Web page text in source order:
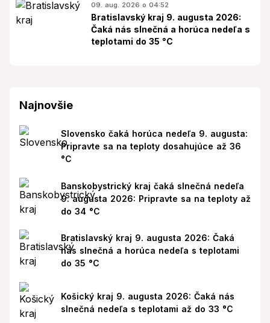
09. aug. 2026 o 04:52
Bratislavský kraj 9. augusta 2026:
Čaká nás slnečná a horúca nedeľa s
teplotami do 35 °C
Najnovšie
Slovensko čaká horúca nedeľa 9. augusta:
Pripravte sa na teploty dosahujúce až 36
°C
Banskobystrický kraj čaká slnečná nedeľa
9. augusta 2026: Pripravte sa na teploty až
do 34 °C
Bratislavský kraj 9. augusta 2026: Čaká
nás slnečná a horúca nedeľa s teplotami
do 35 °C
Košický kraj 9. augusta 2026: Čaká nás
slnečná nedeľa s teplotami až do 33 °C